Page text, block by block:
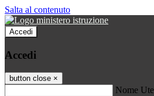
Salta al contenuto
Accedi
Accedi
button close ×
Nome